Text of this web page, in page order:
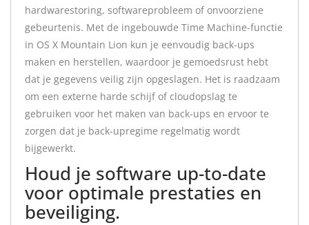
hardwarestoring, softwareprobleem of onvoorziene
gebeurtenis. Met de ingebouwde Time Machine-functie
in OS X Mountain Lion kun je eenvoudig back-ups
maken en herstellen, waardoor je gemoedsrust hebt
dat je gegevens veilig zijn opgeslagen. Het is raadzaam
om een externe harde schijf of cloudopslag te
gebruiken voor het maken van back-ups en ervoor te
zorgen dat je back-upregime regelmatig wordt
bijgewerkt.
Houd je software up-to-date
voor optimale prestaties en
beveiliging.